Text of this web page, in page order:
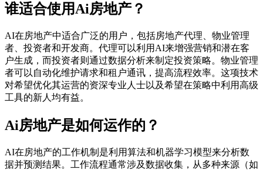
谁适合使用Ai房地产？
AI在房地产中适合广泛的用户，包括房地产代理、物业管理
者、投资者和开发商。代理可以利用AI来增强营销和潜在客
户生成，而投资者则通过数据分析来制定投资策略。物业管理
者可以自动化维护请求和租户通讯，提高流程效率。这项技术
对希望优化其运营的资深专业人士以及希望在策略中利用高级
工具的新人均有益。
Ai房地产是如何运作的？
AI在房地产的工作机制是利用算法和机器学习模型来分析数
据并预测结果。工作流程通常涉及数据收集，从多种来源（如